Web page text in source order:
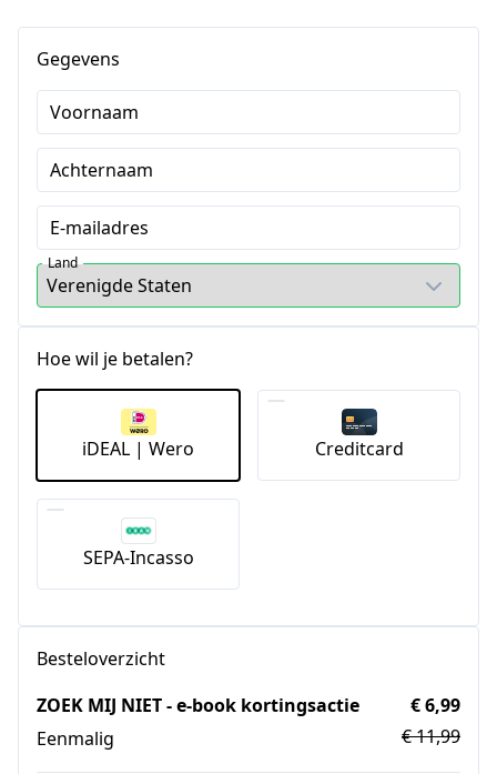
Gegevens
Voornaam
Achternaam
E-mailadres
Land
Hoe wil je betalen?
iDEAL | Wero Creditcard
SEPA-Incasso
Besteloverzicht
ZOEK MIJ NIET - e-book kortingsactie
Eenmalig
€ 6,99
€ 11,99